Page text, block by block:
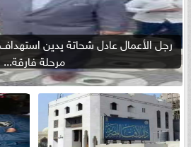
رجل الأعمال عادل شحاتة يدين
مرحلة فارقة...